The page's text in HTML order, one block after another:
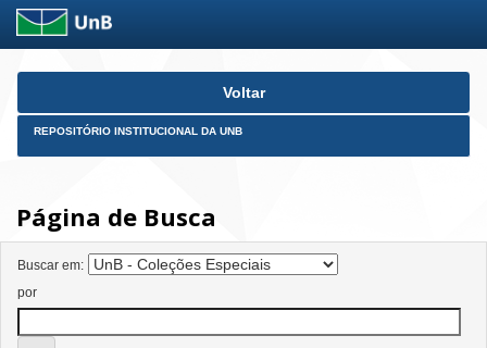
Skip
Voltar
REPOSITÓRIO INSTITUCIONAL DA UNB
Página de Busca
Buscar em:
por